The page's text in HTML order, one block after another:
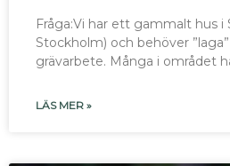
Fråga:Vi har ett gammalt hus i
Stockholm) och behöver
grävarbete. Många i området
LÄS MER »